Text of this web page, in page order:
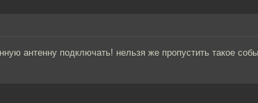
антенну подключать! нельзя же пропустить такое